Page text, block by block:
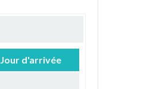
Jour d'arrivée